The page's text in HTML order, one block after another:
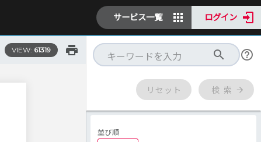
サービス一覧 ログイン
VIEW: 61319
リセット 検 索
並び順